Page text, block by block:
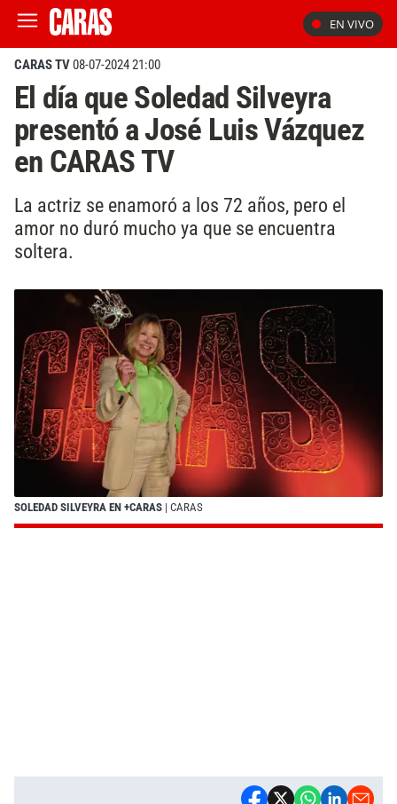
EN VIVO
CARAS TV08-07-2024 21:00
El día que Soledad Silveyra
presentó a José Luis Vázquez
en CARAS TV
La actriz se enamoró a los 72 años, pero el
amor no duró mucho ya que se encuentra
soltera.
SOLEDAD SILVEYRA EN +CARAS | CARAS